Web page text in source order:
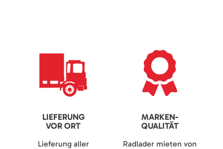
LIEFERUNG
VOR ORT
Lieferung aller
MARKEN-
QUALITÄT
Radlader mieten von